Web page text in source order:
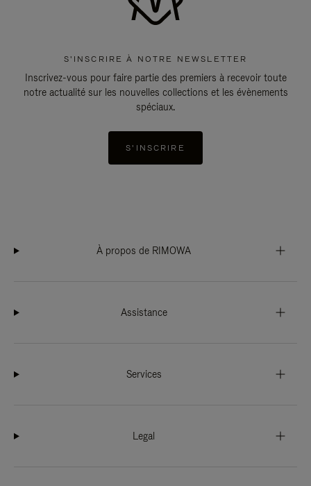
S'INSCRIRE À NOTRE NEWSLETTER
Inscrivez-vous pour faire partie des premiers à recevoir toute
notre actualité sur les nouvelles collections et les évènements
spéciaux.
S'INSCRIRE
À propos de RIMOWA
Assistance
Services
Legal